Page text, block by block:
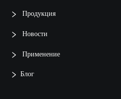
Продукция
Новости
Применение
Блог